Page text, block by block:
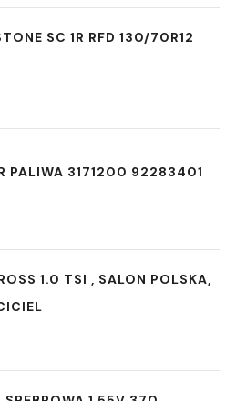
SC 1R RFD 130/70R12
PALIWA 3171200 92283401
1.0 TSI , SALON POLSKA,